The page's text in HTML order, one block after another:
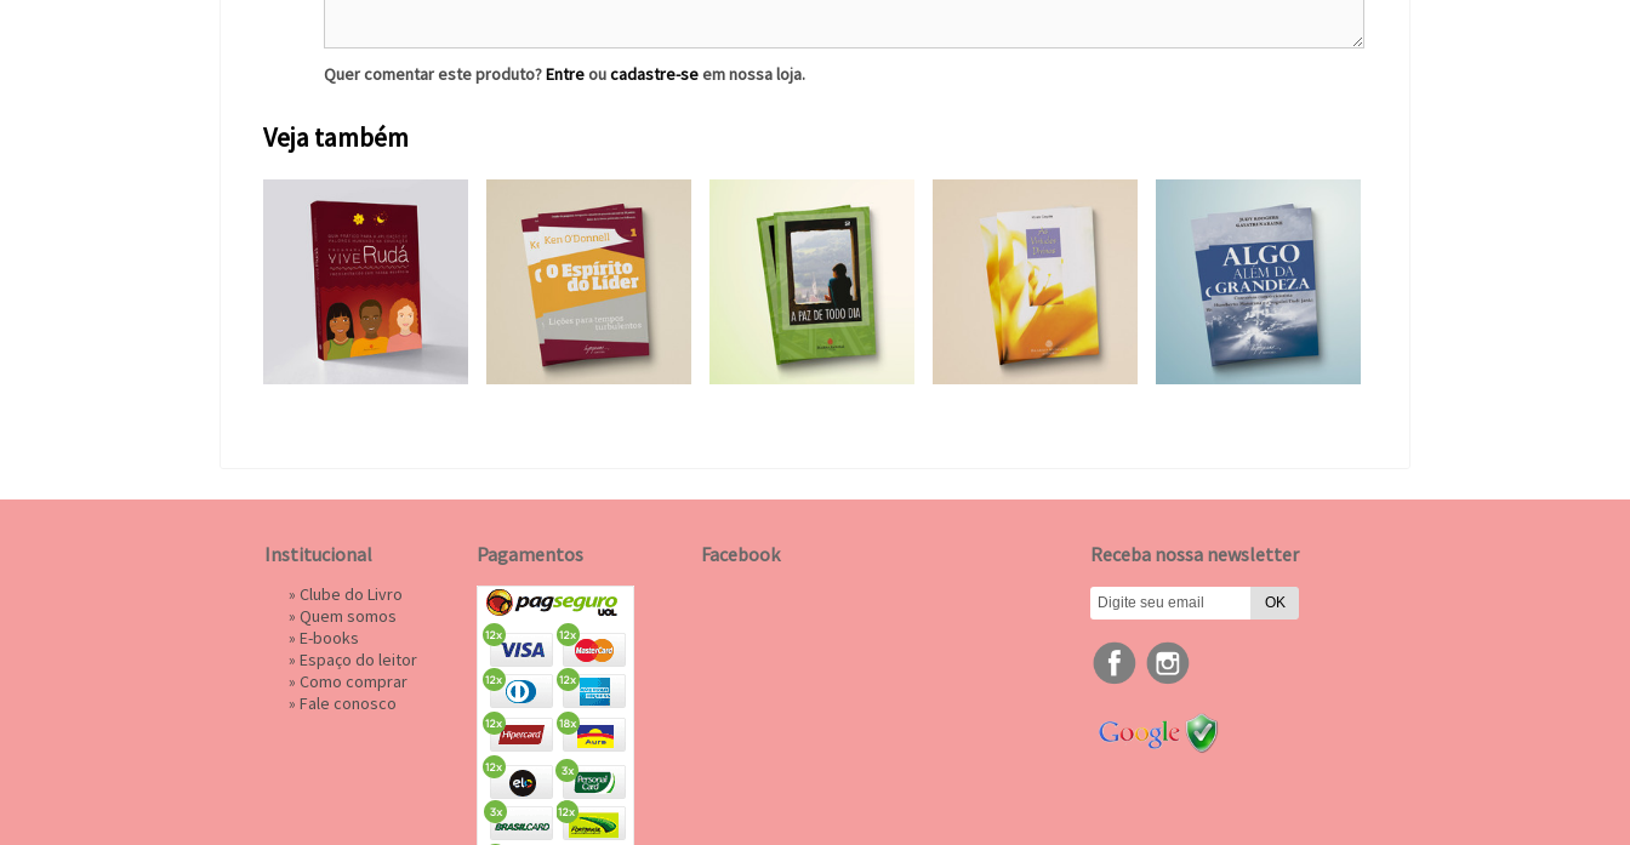
Quer comentar este produto?Entreoucadastre-seem nossa loja.
Veja também
Institucional
» Clube do Livro
» Quem somos
» E-books
» Espaço do leitor
» Como comprar
» Fale conosco
Pagamentos Facebook Receba nossa newsletter